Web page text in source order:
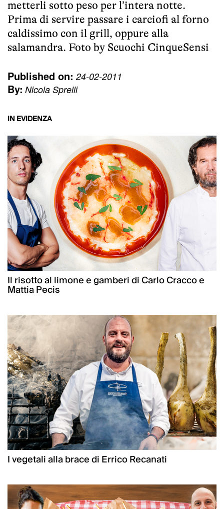
metterli sotto peso per l’intera notte.
Prima di servire passare i carciofi al forno
caldissimo con il grill, oppure alla
salamandra. Foto by Scuochi CinqueSensi
Published on: 24-02-2011
By: Nicola Sprelli
IN EVIDENZA
Il risotto al limone e gamberi di Carlo Cracco e
Mattia Pecis
I vegetali alla brace di Errico Recanati